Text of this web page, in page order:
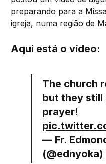
preparando para a
igreja, numa região de
Aqui está o vídeo:
The church
but they
prayer!
— Fr.
(@ednyoka)